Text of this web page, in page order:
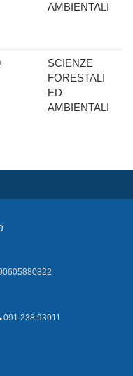
AMBIENTALI
SCIENZE
FORESTALI
ED
AMBIENTALI
091 238 93011